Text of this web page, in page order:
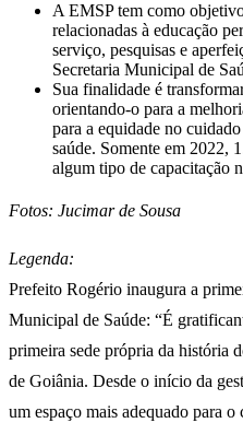
A EMSP tem como
relacionadas à educação
serviço, pesquisas e
Secretaria Municipal de
Sua finalidade é
orientando-o para a
para a equidade no
saúde. Somente em 2022,
algum tipo de capacitação
Fotos: Jucimar de Sousa
Legenda:
Prefeito Rogério inaugura a
Municipal de Saúde: “É
primeira sede própria da história
de Goiânia. Desde o início da
um espaço mais adequado para o